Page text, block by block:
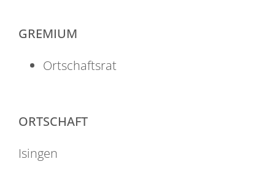
GREMIUM
Ortschaftsrat
ORTSCHAFT
Isingen